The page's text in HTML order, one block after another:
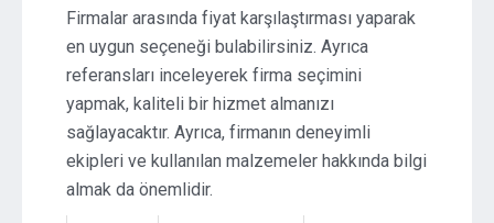
Firmalar arasında fiyat karşılaştırması yaparak
en uygun seçeneği bulabilirsiniz. Ayrıca
referansları inceleyerek firma seçimini
yapmak, kaliteli bir hizmet almanızı
sağlayacaktır. Ayrıca, firmanın deneyimli
ekipleri ve kullanılan malzemeler hakkında bilgi
almak da önemlidir.